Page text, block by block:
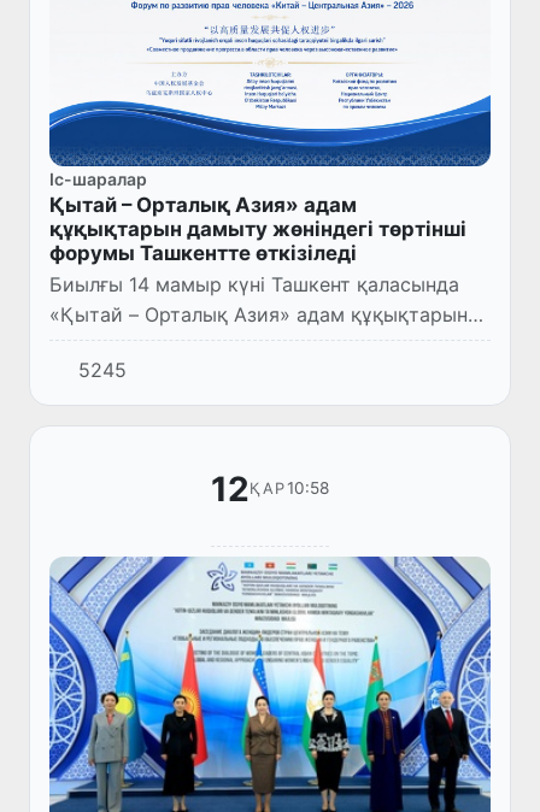
Іс-шаралар
Қытай – Орталық Азия» адам
құқықтарын дамыту жөніндегі төртінші
форумы Ташкентте өткізіледі
Биылғы 14 мамыр күні Ташкент қаласында
«Қытай – Орталық Азия» адам құқықтарын
дамыту жөніндегі төртінші форум өткізіледі.
5245
12ҚАР10:58